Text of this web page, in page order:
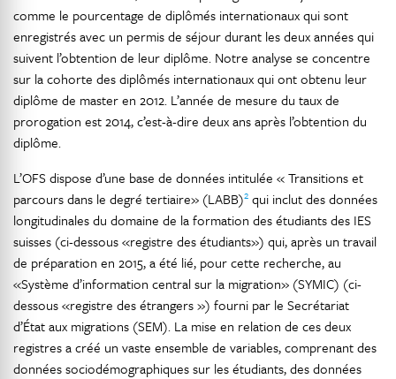
comme le pourcentage de diplômés internationaux qui sont
enregistrés avec un permis de séjour durant les deux années qui
suivent l’obtention de leur diplôme. Notre analyse se concentre
sur la cohorte des diplômés internationaux qui ont obtenu leur
diplôme de master en 2012. L’année de mesure du taux de
prorogation est 2014, c’est-à-dire deux ans après l’obtention du
diplôme.
L’OFS dispose d’une base de données intitulée « Transitions et
parcours dans le degré tertiaire» (LABB)2 qui inclut des données
longitudinales du domaine de la formation des étudiants des IES
suisses (ci-dessous «registre des étudiants») qui, après un travail
de préparation en 2015, a été lié, pour cette recherche, au
«Système d’information central sur la migration» (SYMIC) (ci-
dessous «registre des étrangers ») fourni par le Secrétariat
d’État aux migrations (SEM). La mise en relation de ces deux
registres a créé un vaste ensemble de variables, comprenant des
données sociodémographiques sur les étudiants, des données